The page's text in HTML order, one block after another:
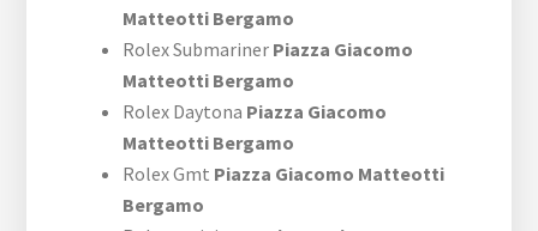
Matteotti Bergamo
Rolex Submariner Piazza Giacomo
Matteotti Bergamo
Rolex Daytona Piazza Giacomo
Matteotti Bergamo
Rolex Gmt Piazza Giacomo Matteotti
Bergamo